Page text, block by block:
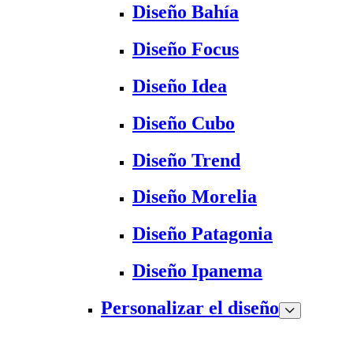
Diseño Bahía
Diseño Focus
Diseño Idea
Diseño Cubo
Diseño Trend
Diseño Morelia
Diseño Patagonia
Diseño Ipanema
Personalizar el diseño